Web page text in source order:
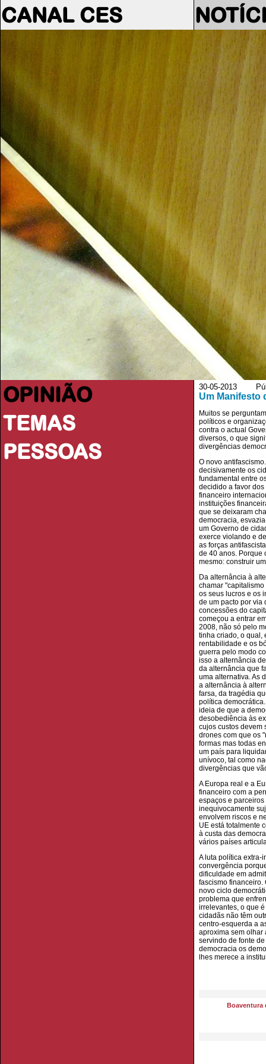
CANAL CES
OPINIÃO
TEMAS
PESSOAS
30-05-2013
Um Manifesto
Muitos se
políticos e
contra o actual
diversos, o que
divergências
O novo
decisivamente os
fundamental entre
decidido a favor
financeiro
instituições
que se deixaram
democracia,
um Governo de
exerce violando e
as forças
de 40 anos. Porque
mesmo: construir
Da alternância à
chamar
os seus lucros e os
de um pacto por via
concessões do
começou a entrar
2008, não só pelo
tinha criado, o qual,
rentabilidade e os
guerra pelo modo
isso a alternância
da alternância que
uma alternativa. As
a alternância à
farsa, da tragédia
política
ideia de que a
desobediência às
cujos custos devem
drones com que os
formas mas todas
um país para
unívoco, tal como
divergências que
A Europa real e a
financeiro com a
espaços e
inequivocamente
envolvem riscos e
UE está totalmente
à custa das
vários países
A luta política extra-
convergência
dificuldade em
fascismo financeiro.
novo ciclo
problema que
irrelevantes, o que
cidadãs não têm
centro-esquerda a
aproxima sem olhar
servindo de fonte
democracia os
lhes merece a
Boaventura